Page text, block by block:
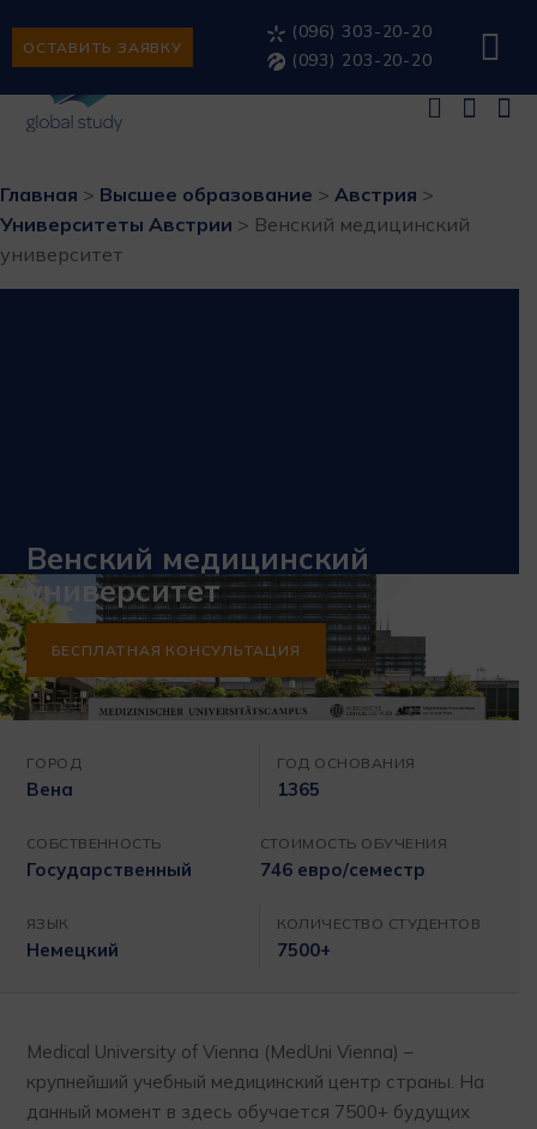
ОСТАВИТЬ ЗАЯВКУ
(096) 303-20-20
(093) 203-20-20
Главная > Высшее образование > Австрия >
Университеты Австрии > Венский медицинский
университет
Венский медицинский
университет
БЕСПЛАТНАЯ КОНСУЛЬТАЦИЯ
ГОРОД
Вена
ГОД ОСНОВАНИЯ
1365
СОБСТВЕННОСТЬ
Государственный
СТОИМОСТЬ ОБУЧЕНИЯ
746 евро/семестр
ЯЗЫК
Немецкий
КОЛИЧЕСТВО СТУДЕНТОВ
7500+
Medical University of Vienna (MedUni Vienna) –
крупнейший учебный медицинский центр страны. На
данный момент в здесь обучается 7500+ будущих